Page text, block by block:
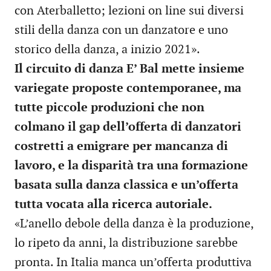
con Aterballetto; lezioni on line sui diversi
stili della danza con un danzatore e uno
storico della danza, a inizio 2021».
Il circuito di danza E’ Bal mette insieme
variegate proposte contemporanee, ma
tutte piccole produzioni che non
colmano il gap dell’offerta di danzatori
costretti a emigrare per mancanza di
lavoro, e la disparità tra una formazione
basata sulla danza classica e un’offerta
tutta vocata alla ricerca autoriale.
«L’anello debole della danza è la produzione,
lo ripeto da anni, la distribuzione sarebbe
pronta. In Italia manca un’offerta produttiva